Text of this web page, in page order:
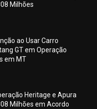
Milhões
ao Usar Carro
GT em Operação
em MT
Heritage e Apura
Milhões em Acordo